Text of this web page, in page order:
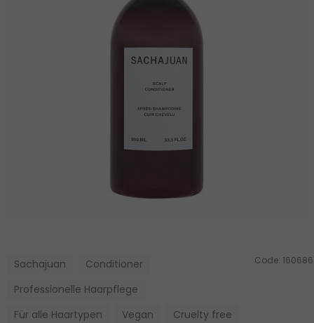
Sachajuan
Conditioner
Professionelle Haarpflege
Für alle Haartypen
Vegan
Cruelty free
Code: 160686